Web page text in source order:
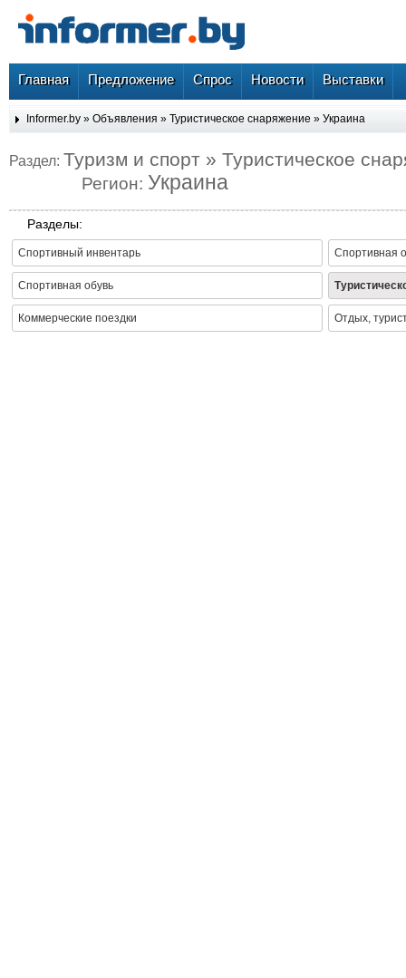
Главная Предложение Спрос Новости Выставки
Informer.by » Объявления » Туристическое снаряжение » Украина
Раздел: Туризм и спорт » Туристическое
Регион: Украина
Разделы:
Спортивный инвентарь Спортивная
Спортивная обувь
Коммерческие поездки Отдых,